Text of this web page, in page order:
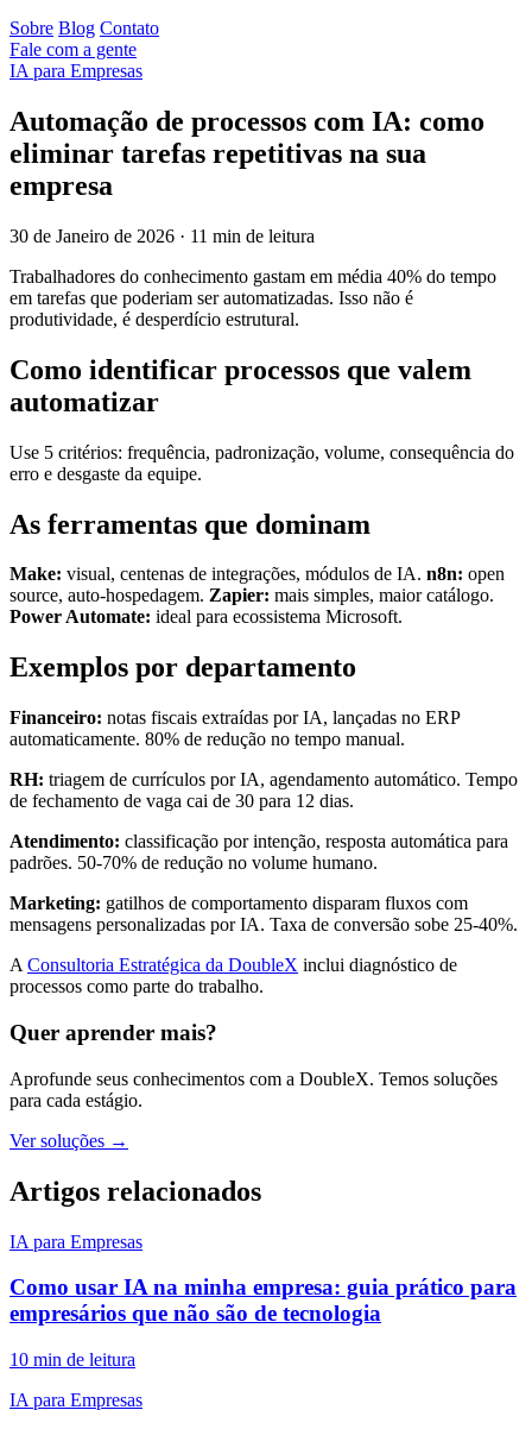
Sobre Blog Contato
Fale com a gente
IA para Empresas
Automação de processos com IA: como
eliminar tarefas repetitivas na sua
empresa
30 de Janeiro de 2026 · 11 min de leitura
Trabalhadores do conhecimento gastam em média 40% do tempo
em tarefas que poderiam ser automatizadas. Isso não é
produtividade, é desperdício estrutural.
Como identificar processos que valem
automatizar
Use 5 critérios: frequência, padronização, volume, consequência do
erro e desgaste da equipe.
As ferramentas que dominam
Make: visual, centenas de integrações, módulos de IA. n8n: open
source, auto-hospedagem. Zapier: mais simples, maior catálogo.
Power Automate: ideal para ecossistema Microsoft.
Exemplos por departamento
Financeiro: notas fiscais extraídas por IA, lançadas no ERP
automaticamente. 80% de redução no tempo manual.
RH: triagem de currículos por IA, agendamento automático. Tempo
de fechamento de vaga cai de 30 para 12 dias.
Atendimento: classificação por intenção, resposta automática para
padrões. 50-70% de redução no volume humano.
Marketing: gatilhos de comportamento disparam fluxos com
mensagens personalizadas por IA. Taxa de conversão sobe 25-40%.
A Consultoria Estratégica da DoubleX inclui diagnóstico de
processos como parte do trabalho.
Quer aprender mais?
Aprofunde seus conhecimentos com a DoubleX. Temos soluções
para cada estágio.
Ver soluções →
Artigos relacionados
IA para Empresas
Como usar IA na minha empresa: guia prático para
empresários que não são de tecnologia
10 min de leitura
IA para Empresas